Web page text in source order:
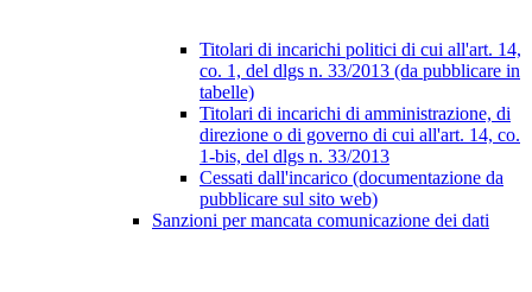
Titolari di incarichi politici di cui all'art. 14,
co. 1, del dlgs n. 33/2013 (da pubblicare in
tabelle)
Titolari di incarichi di amministrazione, di
direzione o di governo di cui all'art. 14, co.
1-bis, del dlgs n. 33/2013
Cessati dall'incarico (documentazione da
pubblicare sul sito web)
Sanzioni per mancata comunicazione dei dati